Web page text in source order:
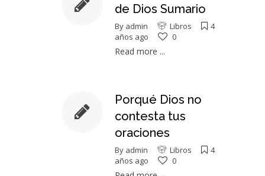
de Dios Sumario
By admin Libros
4
años ago
0
Read more ...
Porqué Dios no
contesta tus
oraciones
By admin Libros
4
años ago
0